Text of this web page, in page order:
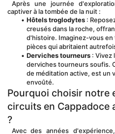
captiver à la tombée de la nuit :
Hôtels troglodytes :
creusés dans la roche,
d'histoire. Imaginez-vous
pièces qui abritaient
Derviches tourneurs : Vivez
derviches tourneurs soufis.
de méditation active, est un
envoûté.
Pourquoi choisir notre
circuits en Cappadoce
?